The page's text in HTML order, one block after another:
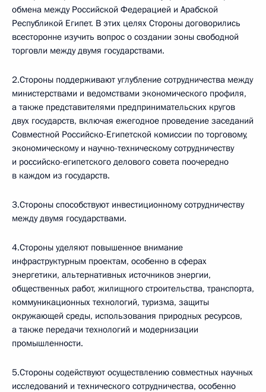
обмена между Российской Федерацией и Арабской
Республикой Египет. В этих целях Стороны договорились
всесторонне изучить вопрос о создании зоны свободной
торговли между двумя государствами.
2.Стороны поддерживают углубление сотрудничества между
министерствами и ведомствами экономического профиля,
а также представителями предпринимательских кругов
двух государств, включая ежегодное проведение заседаний
Совместной Российско-Египетской комиссии по торговому,
экономическому и научно-техническому сотрудничеству
и российско-египетского делового совета поочередно
в каждом из государств.
3.Стороны способствуют инвестиционному сотрудничеству
между двумя государствами.
4.Стороны уделяют повышенное внимание
инфраструктурным проектам, особенно в сферах
энергетики, альтернативных источников энергии,
общественных работ, жилищного строительства, транспорта,
коммуникационных технологий, туризма, защиты
окружающей среды, использования природных ресурсов,
а также передачи технологий и модернизации
промышленности.
5.Стороны содействуют осуществлению совместных научных
исследований и технического сотрудничества, особенно